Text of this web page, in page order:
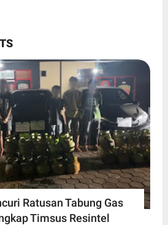
Ratusan Tabung Gas
Timsus Resintel